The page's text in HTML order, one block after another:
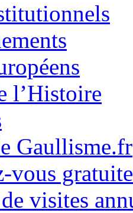
l’Histoire
Gaullisme.fr
vous
visites